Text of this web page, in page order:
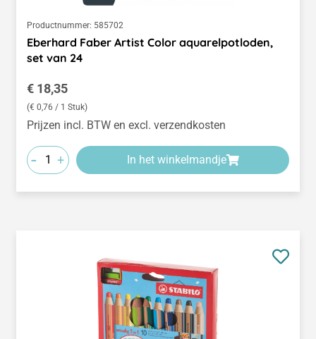
Productnummer: 585702
Eberhard Faber Artist Color aquarelpotloden,
set van 24
Normale prijs:
€ 18,35
(€ 0,76 / 1 Stuk)
Prijzen incl. BTW en excl. verzendkosten
- + In het winkelmandje